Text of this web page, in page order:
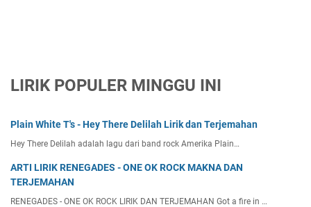
LIRIK POPULER MINGGU INI
Plain White T's - Hey There Delilah Lirik dan Terjemahan
Hey There Delilah adalah lagu dari band rock Amerika Plain…
ARTI LIRIK RENEGADES - ONE OK ROCK MAKNA DAN
TERJEMAHAN
RENEGADES - ONE OK ROCK LIRIK DAN TERJEMAHAN Got a fire in …